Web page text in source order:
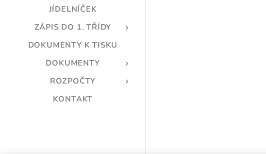
JÍDELNÍČEK
ZÁPIS DO 1. TŘÍDY
DOKUMENTY K TISKU
DOKUMENTY
ROZPOČTY
KONTAKT